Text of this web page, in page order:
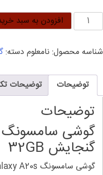
گوشی
سامسونگ
A20s
32GB
افزودن به سبد
شناسه محصول:نامعلوم دسته:
توضیحات توضیحات
توضیحات
گنجایش 32GB
گوشی سامسونگ Galaxy A20s گنجایش 32GB | a20s قیمت |